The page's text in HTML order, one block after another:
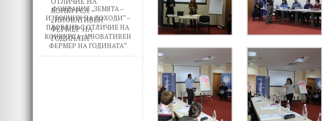
ФОНДАЦИЯ „ЗЕМЯТА –
ИЗТОЧНИК НА ДОХОДИ“ –
ПЛОВДИВ С ОТЛИЧИЕ НА
КОНКУРСА „ИНОВАТИВЕН
ФЕРМЕР НА ГОДИНАТА“